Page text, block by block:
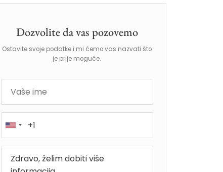
Dozvolite da vas pozovemo
Ostavite svoje podatke i mi ćemo vas nazvati što
je prije moguće.